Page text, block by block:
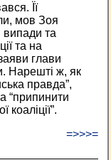
Її
мов Зоя
випади та
та на
глави
Нарешті ж, як
правда”,
“припинити
=>>>=